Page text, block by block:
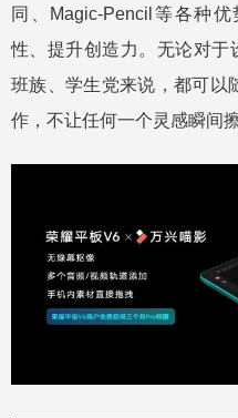
同、Magic-Pencil等各种
性、提升创造力。无论对于
班族、学生党来说，都可以
作，不让任何一个灵感瞬间